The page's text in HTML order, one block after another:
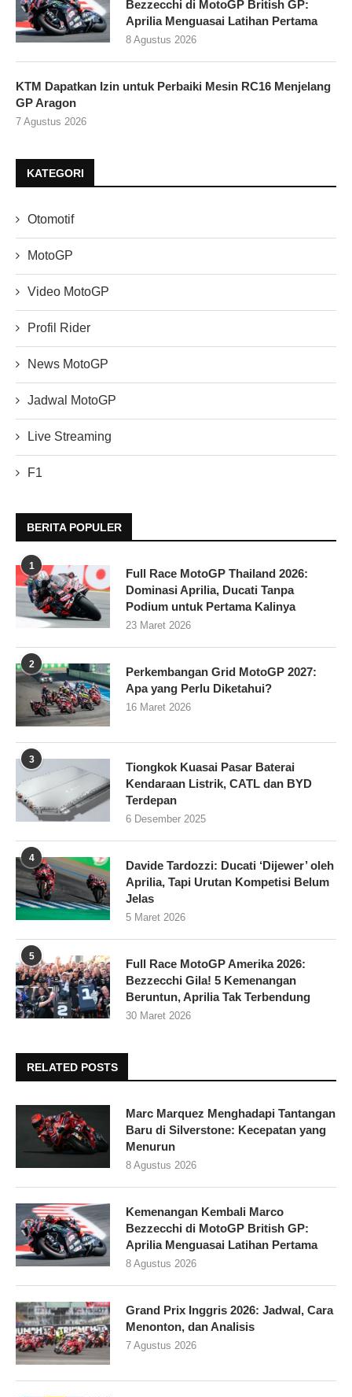
Bezzecchi di MotoGP British GP:
Aprilia Menguasai Latihan Pertama
8 Agustus 2026
KTM Dapatkan Izin untuk Perbaiki Mesin RC16 Menjelang
GP Aragon
7 Agustus 2026
KATEGORI
Otomotif
MotoGP
Video MotoGP
Profil Rider
News MotoGP
Jadwal MotoGP
Live Streaming
F1
BERITA POPULER
1
Full Race MotoGP Thailand 2026:
Dominasi Aprilia, Ducati Tanpa
Podium untuk Pertama Kalinya
23 Maret 2026
2
Perkembangan Grid MotoGP 2027:
Apa yang Perlu Diketahui?
16 Maret 2026
3
Tiongkok Kuasai Pasar Baterai
Kendaraan Listrik, CATL dan BYD
Terdepan
6 Desember 2025
4
Davide Tardozzi: Ducati ‘Dijewer’ oleh
Aprilia, Tapi Urutan Kompetisi Belum
Jelas
5 Maret 2026
5
Full Race MotoGP Amerika 2026:
Bezzecchi Gila! 5 Kemenangan
Beruntun, Aprilia Tak Terbendung
30 Maret 2026
RELATED POSTS
Marc Marquez Menghadapi Tantangan
Baru di Silverstone: Kecepatan yang
Menurun
8 Agustus 2026
Kemenangan Kembali Marco
Bezzecchi di MotoGP British GP:
Aprilia Menguasai Latihan Pertama
8 Agustus 2026
Grand Prix Inggris 2026: Jadwal, Cara
Menonton, dan Analisis
7 Agustus 2026